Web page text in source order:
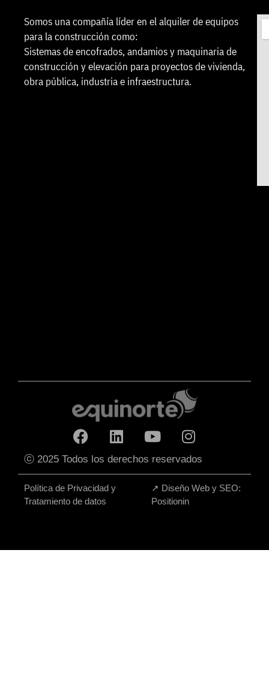
Somos una compañía líder en el alquiler de equipos
para la construcción como:
Sistemas de encofrados, andamios y maquinaria de
construcción y elevación para proyectos de vivienda,
obra pública, industria e infraestructura.
ⓒ 2025 Todos los derechos reservados
Política de Privacidad y
Tratamiento de datos
↗ Diseño Web y SEO:
Positionin